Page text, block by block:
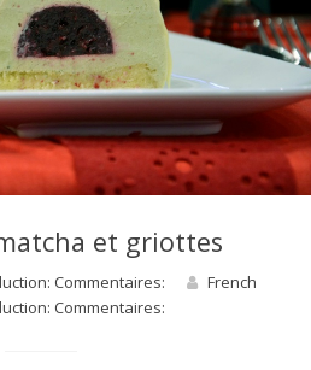
et griottes
Commentaires:
French
Commentaires: